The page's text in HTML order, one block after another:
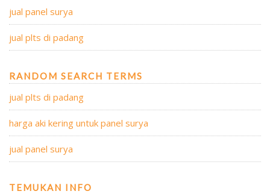
jual panel surya
jual plts di padang
RANDOM SEARCH TERMS
jual plts di padang
harga aki kering untuk panel surya
jual panel surya
TEMUKAN INFO